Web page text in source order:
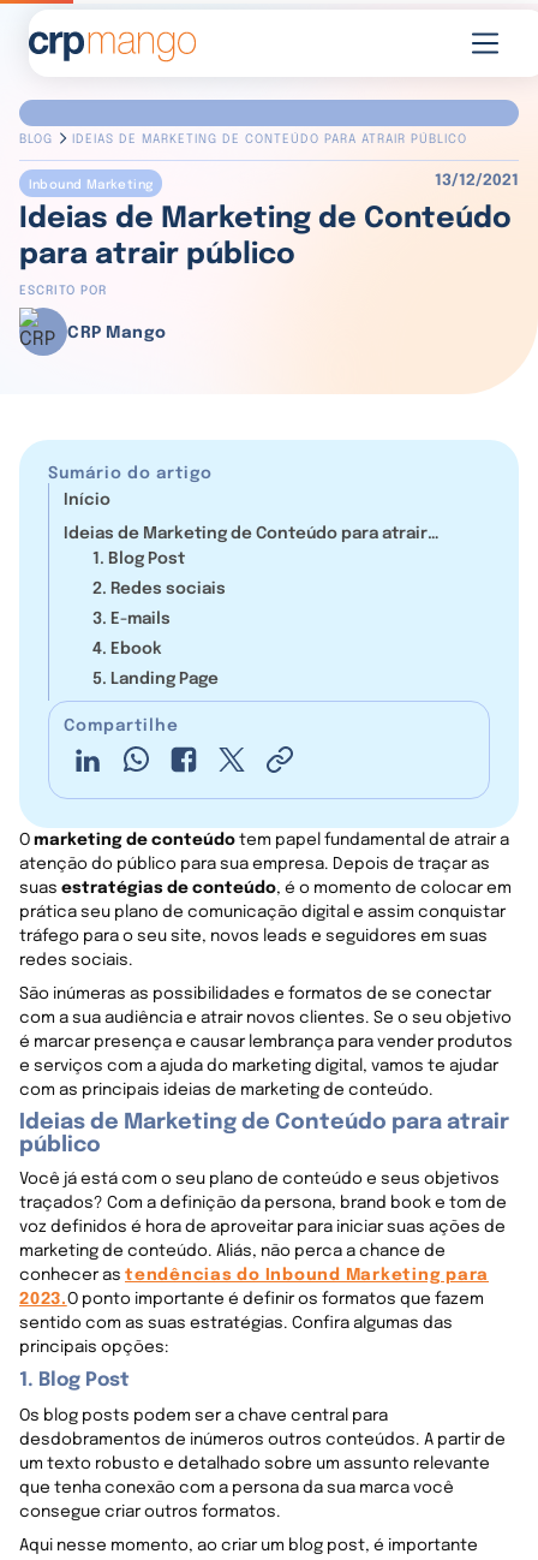
BLOG IDEIAS DE MARKETING DE CONTEÚDO PARA ATRAIR PÚBLICO
Inbound Marketing 13/12/2021
Ideias de Marketing de Conteúdo
para atrair público
ESCRITO POR
CRP Mango
Sumário do artigo
Início
Ideias de Marketing de Conteúdo para atrair
público
‍1. Blog Post
‍2. Redes sociais
3. E-mails
4. Ebook
‍5. Landing Page
Compartilhe
O marketing de conteúdo tem papel fundamental de atrair a
atenção do público para sua empresa. Depois de traçar as
suas estratégias de conteúdo, é o momento de colocar em
prática seu plano de comunicação digital e assim conquistar
tráfego para o seu site, novos leads e seguidores em suas
redes sociais.
São inúmeras as possibilidades e formatos de se conectar
com a sua audiência e atrair novos clientes. Se o seu objetivo
é marcar presença e causar lembrança para vender produtos
e serviços com a ajuda do marketing digital, vamos te ajudar
com as principais ideias de marketing de conteúdo.
Ideias de Marketing de Conteúdo para atrair
público
Você já está com o seu plano de conteúdo e seus objetivos
traçados? Com a definição da persona, brand book e tom de
voz definidos é hora de aproveitar para iniciar suas ações de
marketing de conteúdo. Aliás, não perca a chance de
conhecer as tendências do Inbound Marketing para
2023.O ponto importante é definir os formatos que fazem
sentido com as suas estratégias. Confira algumas das
principais opções:
1. Blog Post
Os blog posts podem ser a chave central para
desdobramentos de inúmeros outros conteúdos. A partir de
um texto robusto e detalhado sobre um assunto relevante
que tenha conexão com a persona da sua marca você
consegue criar outros formatos.
Aqui nesse momento, ao criar um blog post, é importante